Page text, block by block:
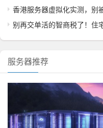
香港服务器虚拟化实测，别被
别再交单活的智商税了！住宅
服务器推荐